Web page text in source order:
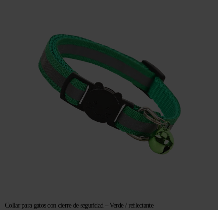
Collar para gatos con cierre de seguridad – Verde / reflectante